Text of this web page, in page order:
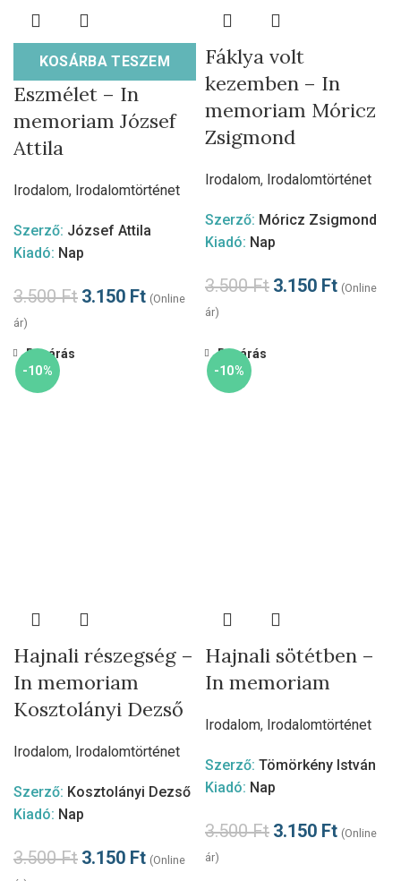
KOSÁRBA TESZEM
Eszmélet – In
memoriam József
Attila
Irodalom, Irodalomtörténet
Szerző: József Attila
Kiadó: Nap
3.500Ft 3.150 Ft (Online
ár)
Fáklya volt
kezemben – In
memoriam Móricz
Zsigmond
Irodalom, Irodalomtörténet
Szerző: Móricz Zsigmond
Kiadó: Nap
3.500Ft 3.150 Ft (Online
ár)
-10%
Bezárás
Hajnali részegség –
In memoriam
Kosztolányi Dezső
Irodalom, Irodalomtörténet
Szerző: Kosztolányi Dezső
Kiadó: Nap
3.500Ft 3.150 Ft (Online
-10%
Bezárás
Hajnali sötétben –
In memoriam
Irodalom, Irodalomtörténet
Szerző: Tömörkény István
Kiadó: Nap
3.500Ft 3.150 Ft (Online
ár)